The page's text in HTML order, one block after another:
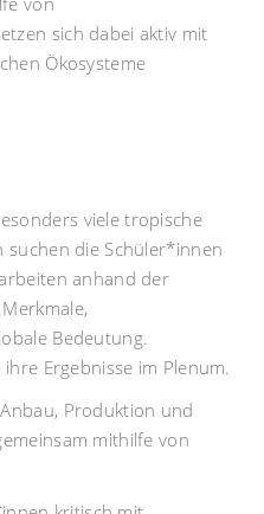
sich dabei aktiv mit
Ökosysteme
viele tropische
die Schüler*innen
anhand der
Bedeutung.
Ergebnisse im Plenum.
Produktion und
mithilfe von